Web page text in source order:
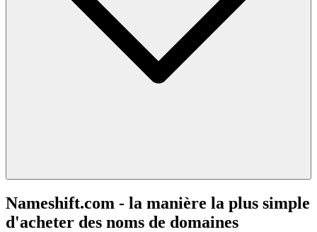
Nameshift.com - la manière la plus simple
d'acheter des noms de domaines